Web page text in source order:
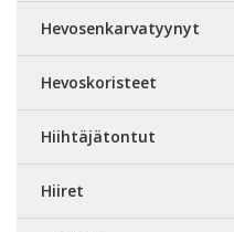
Hevosenkarvatyynyt
Hevoskoristeet
Hiihtäjätontut
Hiiret